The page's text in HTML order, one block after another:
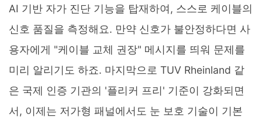
AI 기반 자가 진단 기능을 탑재하여, 스스로 케이블의
신호 품질을 측정해요. 만약 신호가 불안정하다면 사
용자에게 "케이블 교체 권장" 메시지를 띄워 문제를
미리 알리기도 하죠. 마지막으로 TUV Rheinland 같
은 국제 인증 기관의 '플리커 프리' 기준이 강화되면
서, 이제는 저가형 패널에서도 눈 보호 기술이 기본